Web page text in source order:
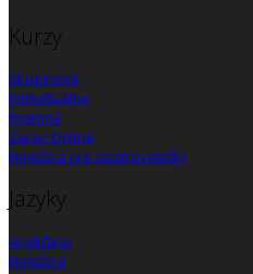
Kurzy
Skupinové
Individuálne
Firemné
Zaraz Online
Nemčina pre opatrovateľky
Jazyky
Angličtina
Nemčina